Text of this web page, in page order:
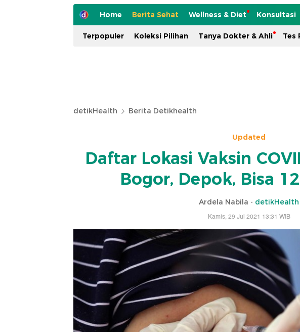
Home Berita Sehat Wellness & Diet Konsultasi
Terpopuler Koleksi Pilihan Tanya Dokter & Ahli Tes
detikHealth Berita Detikhealth
Updated
Daftar Lokasi Vaksin
Bogor, Depok, Bisa
Ardela Nabila - detikHealth
Kamis, 29 Jul 2021 13:31 WIB